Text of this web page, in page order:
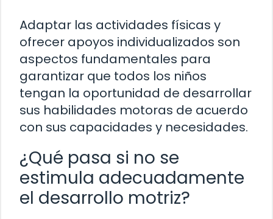
Adaptar las actividades físicas y
ofrecer apoyos individualizados son
aspectos fundamentales para
garantizar que todos los niños
tengan la oportunidad de desarrollar
sus habilidades motoras de acuerdo
con sus capacidades y necesidades.
¿Qué pasa si no se
estimula adecuadamente
el desarrollo motriz?